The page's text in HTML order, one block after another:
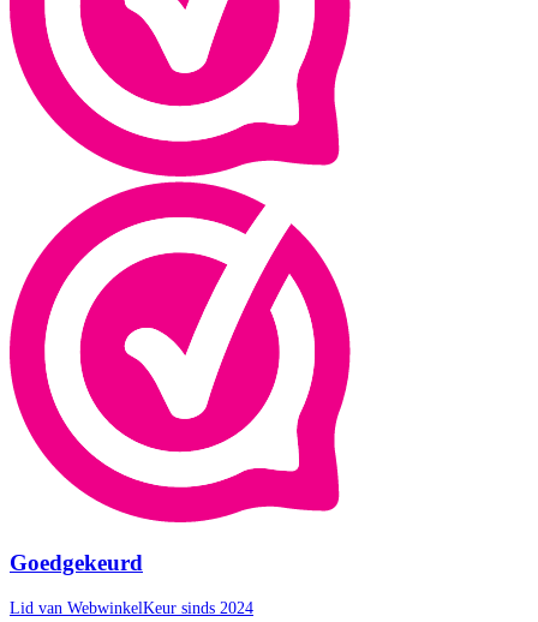
Goedgekeurd
Lid van WebwinkelKeur sinds 2024